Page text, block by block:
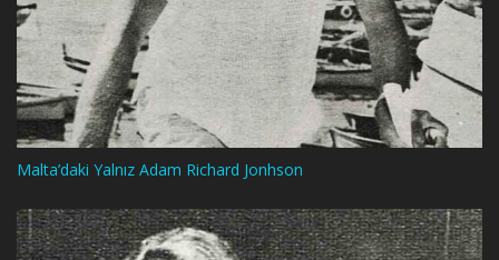
Malta’daki Yalnız Adam Richard Jonhson